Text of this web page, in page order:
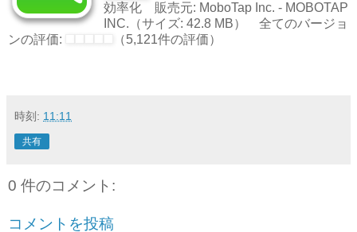
効率化 販売元: MoboTap Inc. - MOBOTAP
INC.（サイズ: 42.8 MB） 全てのバージョ
ンの評価:
（5,121件の評価）
時刻: 11:11
共有
0 件のコメント:
コメントを投稿